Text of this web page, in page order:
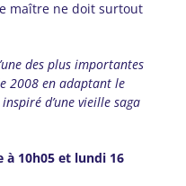
maître ne doit surtout
des plus importantes
2008 en adaptant le
d’une vieille saga
à 10h05 et lundi 16